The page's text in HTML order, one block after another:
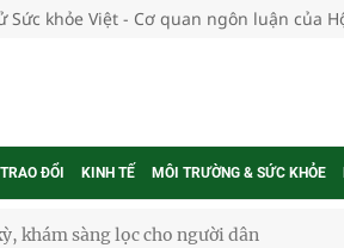
Sức khỏe Việt - Cơ quan ngôn luận của
ĐỔI KINH TẾ MÔI TRƯỜNG & SỨC KHỎE
khám sàng lọc cho người dân